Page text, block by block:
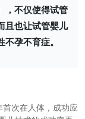
，不仅使得试管
且也让试管婴儿
孕不育症。
首次在人体，成功应